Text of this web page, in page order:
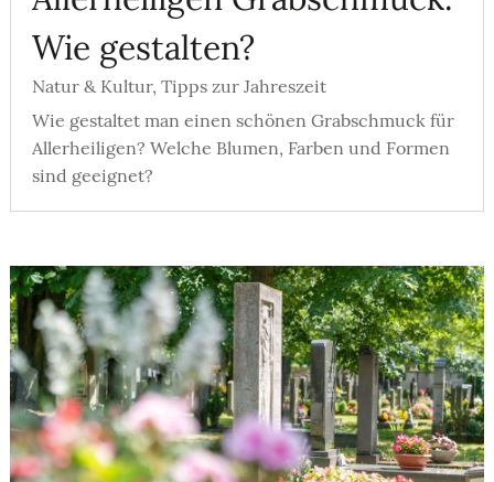
Wie gestalten?
Natur & Kultur, Tipps zur Jahreszeit
Wie gestaltet man einen schönen Grabschmuck für
Allerheiligen? Welche Blumen, Farben und Formen
sind geeignet?